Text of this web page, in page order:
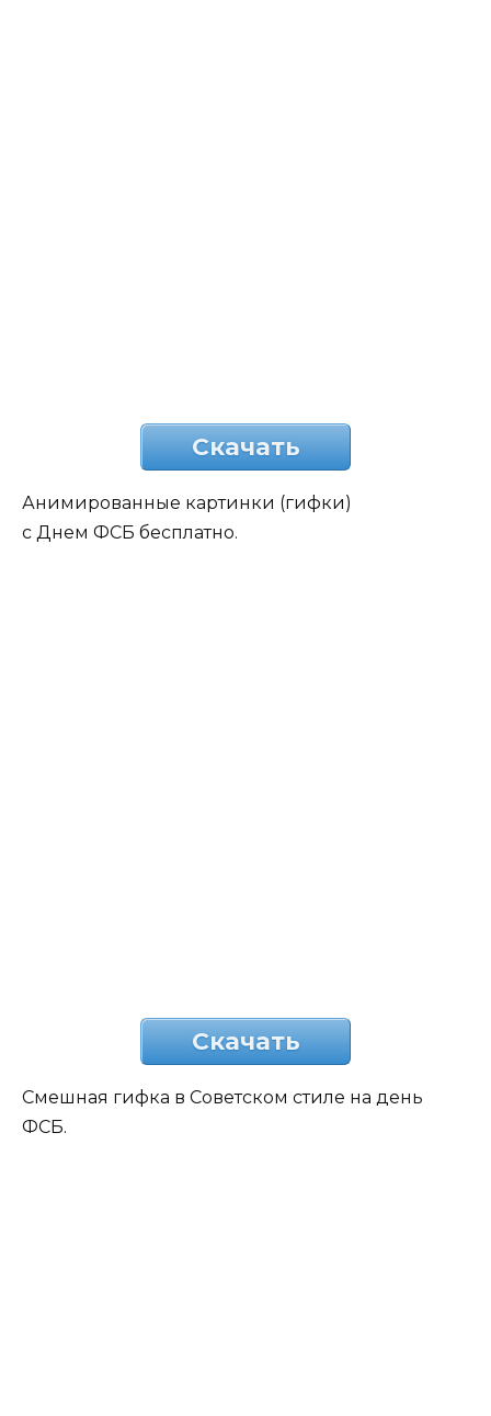
Скачать
Анимированные картинки (гифки)
с Днем ФСБ бесплатно.
Скачать
Смешная гифка в Советском стиле на день
ФСБ.